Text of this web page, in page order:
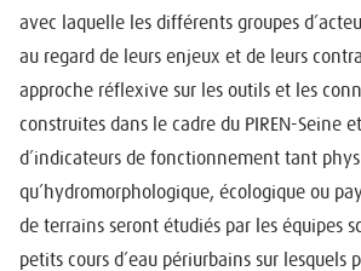
avec laquelle les différents groupes
au regard de leurs enjeux et de leurs
approche réflexive sur les outils et les
construites dans le cadre du PIREN-Seine
d’indicateurs de fonctionnement tant
qu’hydromorphologique, écologique ou
de terrains seront étudiés par les équipes
petits cours d’eau périurbains sur lesquels